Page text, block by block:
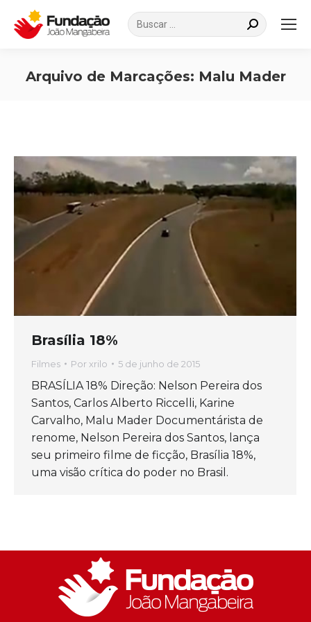
Search:
Arquivo de Marcações: Malu Mader
Brasília 18%
Filmes Por xrilo 5 de junho de 2015
BRASÍLIA 18% Direção: Nelson Pereira dos
Santos, Carlos Alberto Riccelli, Karine
Carvalho, Malu Mader Documentárista de
renome, Nelson Pereira dos Santos, lança
seu primeiro filme de ficção, Brasília 18%,
uma visão crítica do poder no Brasil.